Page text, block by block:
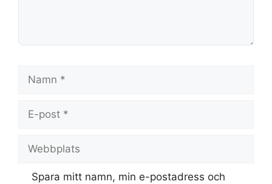
post
Spara mitt namn, min e-postadress och